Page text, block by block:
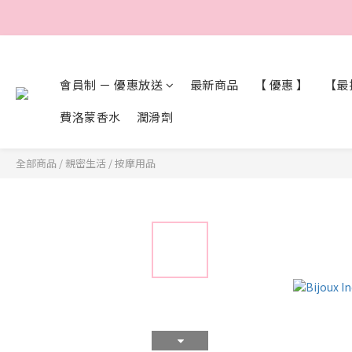
會員制 － 優惠放送 最新商品 【 優惠 】
【
費洛蒙香水
潤滑劑
全部商品 / 親密生活 /按摩用品